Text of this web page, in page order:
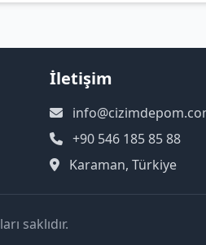
İletişim
+90 546 185 85 88
Karaman, Türkiye
saklıdır.